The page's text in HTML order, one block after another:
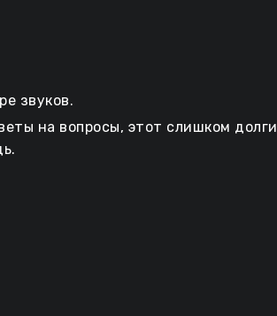
звуков.
на вопросы, этот слишком